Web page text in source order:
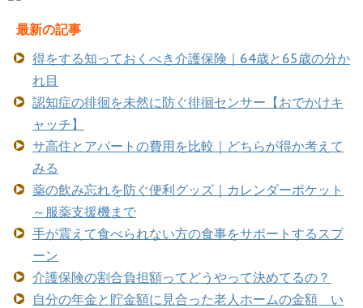
最新の記事
得をする知っておくべき介護保険｜64歳と65歳の分か
れ目
認知症の徘徊を未然に防ぐ徘徊センサー【おでかけキ
ャッチ】
サ高住とアパートの費用を比較｜どちらが得か考えて
みる
薬の飲み忘れを防ぐ便利グッズ｜カレンダーポケット
～服薬支援機まで
手が震えて食べられない方の食事をサポートするスプ
ーン
介護保険の割合負担額ってどうやって決めてるの？
自分の年金と貯金額に見合った老人ホームの金額 い